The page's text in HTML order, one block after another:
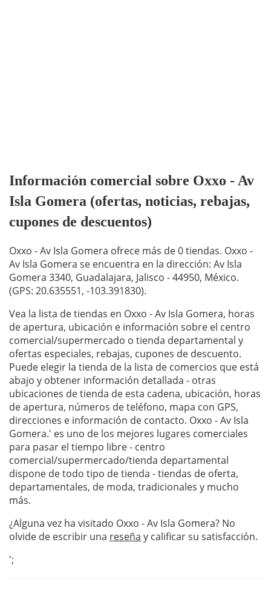
Información comercial sobre Oxxo - Av
Isla Gomera (ofertas, noticias, rebajas,
cupones de descuentos)
Oxxo - Av Isla Gomera ofrece más de 0 tiendas. Oxxo -
Av Isla Gomera se encuentra en la dirección: Av Isla
Gomera 3340, Guadalajara, Jalisco - 44950, México.
(GPS: 20.635551, -103.391830).
Vea la lista de tiendas en Oxxo - Av Isla Gomera, horas
de apertura, ubicación e información sobre el centro
comercial/supermercado o tienda departamental y
ofertas especiales, rebajas, cupones de descuento.
Puede elegir la tienda de la lista de comercios que está
abajo y obtener información detallada - otras
ubicaciones de tienda de esta cadena, ubicación, horas
de apertura, números de teléfono, mapa con GPS,
direcciones e información de contacto. Oxxo - Av Isla
Gomera.' es uno de los mejores lugares comerciales
para pasar el tiempo libre - centro
comercial/supermercado/tienda departamental
dispone de todo tipo de tienda - tiendas de oferta,
departamentales, de moda, tradicionales y mucho
más.
¿Alguna vez ha visitado Oxxo - Av Isla Gomera? No
olvide de escribir una reseña y calificar su satisfacción.
';